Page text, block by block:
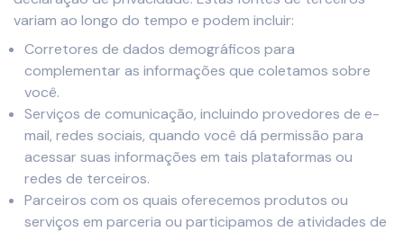
variam ao longo do tempo e podem incluir:
Corretores de dados demográficos para
complementar as informações que coletamos sobre
você.
Serviços de comunicação, incluindo provedores de e-
mail, redes sociais, quando você dá permissão para
acessar suas informações em tais plataformas ou
redes de terceiros.
Parceiros com os quais oferecemos produtos ou
serviços em parceria ou participamos de atividades de